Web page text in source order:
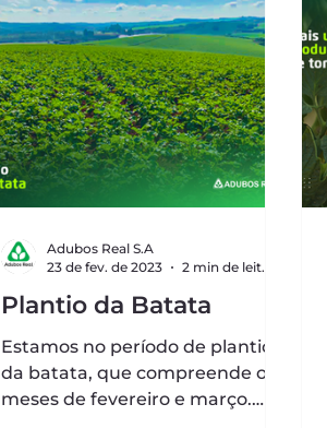
Plantio da Batata
Estamos no período de plantio
da batata, que compreende os
meses de fevereiro e março.
Adubos Real S.A
23 de fev. de 2023
2 min de leitura